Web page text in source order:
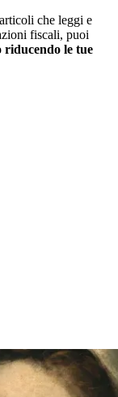
che leggi e
fiscali, puoi
riducendo le tue